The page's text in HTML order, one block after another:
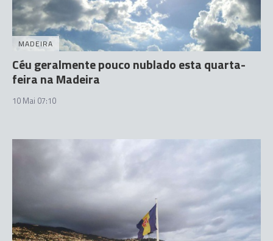
MADEIRA
Céu geralmente pouco nublado esta quarta-
feira na Madeira
10 Mai 07:10